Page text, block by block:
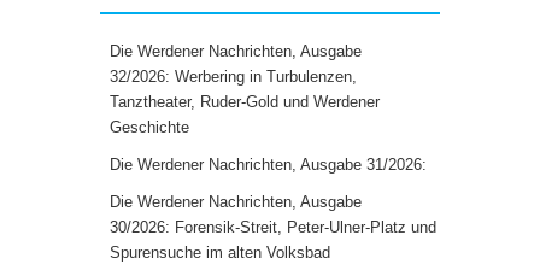
Die Werdener Nachrichten, Ausgabe
32/2026: Werbering in Turbulenzen,
Tanztheater, Ruder-Gold und Werdener
Geschichte
Die Werdener Nachrichten, Ausgabe 31/2026:
Die Werdener Nachrichten, Ausgabe
30/2026: Forensik-Streit, Peter-Ulner-Platz und
Spurensuche im alten Volksbad